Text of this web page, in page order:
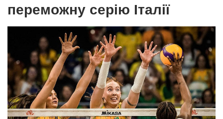
переможну серію Італії